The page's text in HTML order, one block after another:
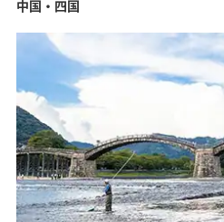
中国・四国